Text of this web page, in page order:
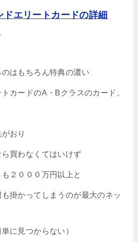
リートカードの詳細
はもちろん特典の濃い
カードのA・Bクラスのカード。
おり
買わなくてはいけず
２０００万円以上と
掛かってしまうのが最大のネッ
に見つからない）